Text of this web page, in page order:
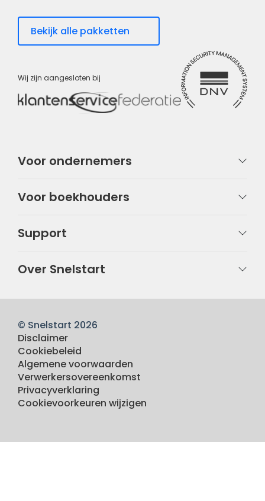
Bekijk alle pakketten
Wij zijn aangesloten bij
Voor ondernemers
Voor boekhouders
Support
Over Snelstart
© Snelstart 2026
Disclaimer
Cookiebeleid
Algemene voorwaarden
Verwerkersovereenkomst
Privacyverklaring
Cookievoorkeuren wijzigen